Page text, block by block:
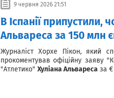
9 червня 2026 21:51
В Іспанії
Альвареса за 150 млн
Журналіст Хорхе Пікон, який
прокоментував офіційну заяву
"Атлетико" Хуліана Альвареса за